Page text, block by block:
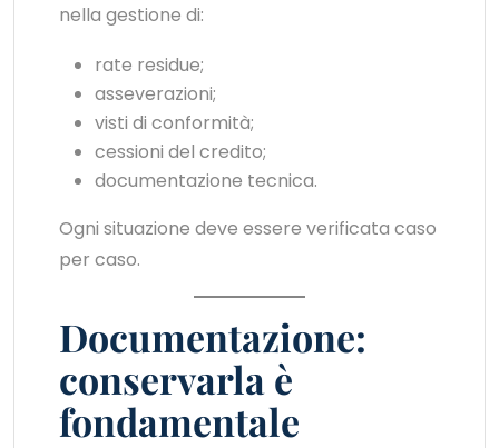
nella gestione di:
rate residue;
asseverazioni;
visti di conformità;
cessioni del credito;
documentazione tecnica.
Ogni situazione deve essere verificata caso
per caso.
Documentazione:
conservarla è
fondamentale